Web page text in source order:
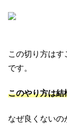
この切り方はす
です。
このやり方は結
なぜ良くないの